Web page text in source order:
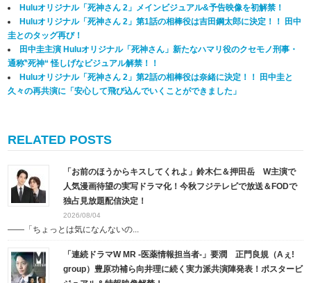
Huluオリジナル「死神さん 2」メインビジュアル&予告映像を初解禁！
Huluオリジナル「死神さん 2」第1話の相棒役は吉田鋼太郎に決定！！ 田中
圭とのタッグ再び！
田中圭主演 Huluオリジナル「死神さん」新たなハマリ役のクセモノ刑事・
通称‶死神“ 怪しげなビジュアル解禁！！
Huluオリジナル「死神さん 2」第2話の相棒役は奈緒に決定！！ 田中圭と
久々の再共演に「安心して飛び込んでいくことができました」
RELATED POSTS
「お前のほうからキスしてくれよ」鈴木仁＆押田岳 W主演で
人気漫画待望の実写ドラマ化！今秋フジテレビで放送＆FODで
独占見放題配信決定！
2026/08/04
――「ちょっとは気になんないの...
「連続ドラマW MR -医薬情報担当者-」要潤 正門良規（Aぇ!
group）豊原功補ら向井理に続く実力派共演陣発表！ポスタービ